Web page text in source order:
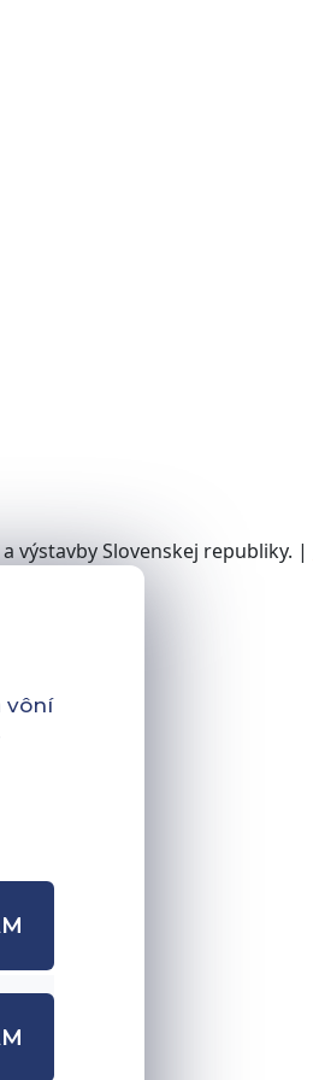
výstavby Slovenskej republiky. |
vôní